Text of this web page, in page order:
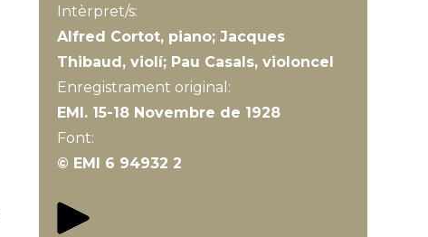
Intèrpret/s:
Alfred Cortot, piano; Jacques
Thibaud, violí; Pau Casals, violoncel
Enregistrament original:
EMI. 15-18 Novembre de 1928
Font:
© EMI 6 94932 2